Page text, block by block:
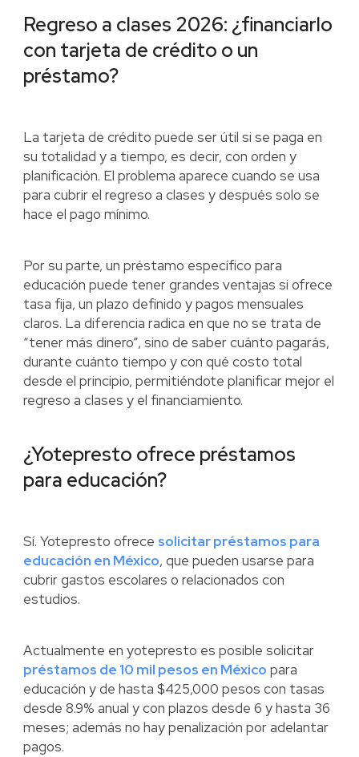
Regreso a clases 2026: ¿financiarlo
con tarjeta de crédito o un
préstamo?
La tarjeta de crédito puede ser útil si se paga en
su totalidad y a tiempo, es decir, con orden y
planificación. El problema aparece cuando se usa
para cubrir el regreso a clases y después solo se
hace el pago mínimo.
Por su parte, un préstamo específico para
educación puede tener grandes ventajas si ofrece
tasa fija, un plazo definido y pagos mensuales
claros. La diferencia radica en que no se trata de
“tener más dinero”, sino de saber cuánto pagarás,
durante cuánto tiempo y con qué costo total
desde el principio, permitiéndote planificar mejor el
regreso a clases y el financiamiento.
¿Yotepresto ofrece préstamos
para educación?
Sí. Yotepresto ofrece solicitar préstamos para
educación en México, que pueden usarse para
cubrir gastos escolares o relacionados con
estudios.
Actualmente en yotepresto es posible solicitar
préstamos de 10 mil pesos en México para
educación y de hasta $425,000 pesos con tasas
desde 8.9% anual y con plazos desde 6 y hasta 36
meses; además no hay penalización por adelantar
pagos.